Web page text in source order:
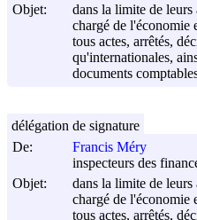
Objet:
dans la limite de
chargé de l'économie
tous actes, arrêtés,
qu'internationales,
documents
De:
Francis Méry
inspecteurs des
Objet:
dans la limite de
chargé de l'économie
tous actes, arrêtés,
délégation de signature